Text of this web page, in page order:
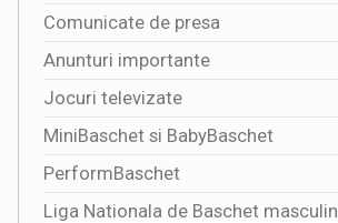
Comunicate de presa
Anunturi importante
Jocuri televizate
MiniBaschet si BabyBaschet
PerformBaschet
Liga Nationala de Baschet masculin